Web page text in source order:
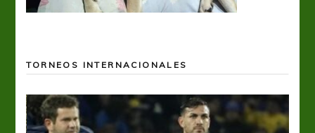
TORNEOS INTERNACIONALES